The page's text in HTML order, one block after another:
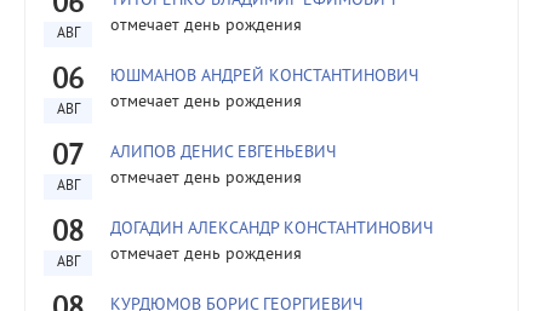
АВГ
отмечает день рождения
06
АВГ
ЮШМАНОВ АНДРЕЙ КОНСТАНТИНОВИЧ
отмечает день рождения
07
АВГ
АЛИПОВ ДЕНИС ЕВГЕНЬЕВИЧ
отмечает день рождения
08
АВГ
ДОГАДИН АЛЕКСАНДР КОНСТАНТИНОВИЧ
отмечает день рождения
КУРДЮМОВ БОРИС ГЕОРГИЕВИЧ